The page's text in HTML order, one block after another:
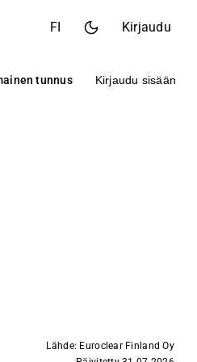
FI Kirjaudu
tunnus Kirjaudu sisään
Lähde: Euroclear Finland Oy